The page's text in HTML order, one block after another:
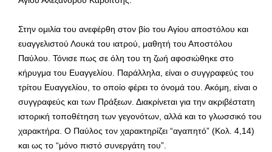
Στην ομιλία του ανεφέρθη στον βίο του Αγίου αποστόλου και
ευαγγελιστού Λουκά του ιατρού, μαθητή του Αποστόλου
Παύλου. Τόνισε πως σε όλη του τη ζωή αφοσιώθηκε στο
κήρυγμα του Ευαγγελίου. Παράλληλα, είναι ο συγγραφεύς του
τρίτου Ευαγγελίου, το οποίο φέρει το όνομά του. Ακόμη, είναι ο
συγγραφεύς και των Πράξεων. Διακρίνεται για την ακριβέστατη
ιστορική τοποθέτηση των γεγονότων, αλλά και το γλωσσικό του
χαρακτήρα. Ο Παύλος τον χαρακτηρίζει “αγαπητό” (Κολ. 4,14)
και ως το “μόνο πιστό συνεργάτη του”.